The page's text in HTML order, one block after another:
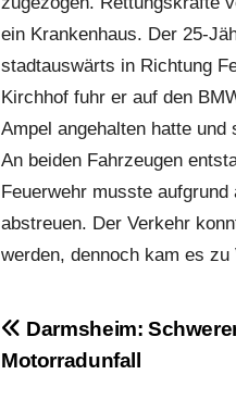
ein Krankenhaus. Der 25-
stadtauswärts in Richtung
Kirchhof fuhr er auf den
Ampel angehalten hatte und
An beiden Fahrzeugen
Feuerwehr musste
abstreuen. Der Verkehr
werden, dennoch kam es
Darmsheim:
Motorradunfall